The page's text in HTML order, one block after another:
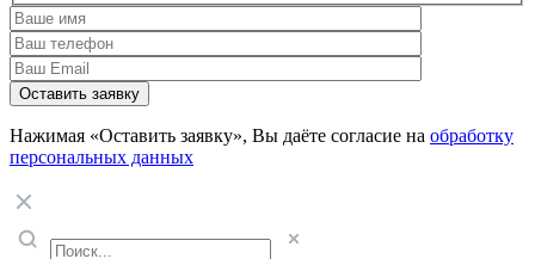
Нажимая «Оставить заявку», Вы даёте согласие на обработку
персональных данных